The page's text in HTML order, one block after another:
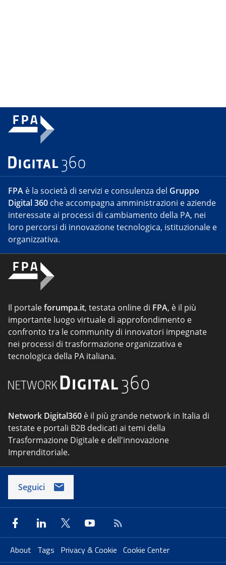
FPA è la società di servizi e consulenza del Gruppo
Digital 360 che accompagna amministrazioni e aziende
interessate ai processi di cambiamento della PA, nei
loro percorsi di innovazione tecnologica, istituzionale e
organizzativa.
Il portaleforumpa.it, testata online di FPA, è il più
importante luogo virtuale di approfondimento e
confronto tra le community di innovatori impegnate
nei processi di trasformazione organizzativa e
tecnologica della PA italiana.
Network Digital360 è il più grande network in Italia di
testate e portali B2B dedicati ai temi della
Trasformazione Digitale e dell'innovazione
Imprenditoriale.
Seguici
About Tags Privacy & Cookie Cookie Center